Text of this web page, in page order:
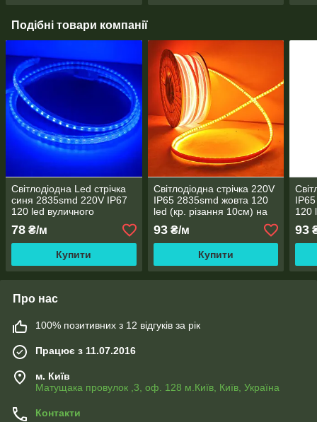
Подібні товари компанії
Світлодіодна Led стрічка
синя 2835smd 220V IP67
120 led вуличного
78 ₴/м
Купити
Світлодіодна стрічка 220V
IP65 2835smd жовта 120
led (кр. різання 10см) на
93₴/м
Купити
120
93
Про нас
100% позитивних з 12 відгуків за рік
Працює з 11.07.2016
м. Київ
Матущака провулок ,3, оф. 128 м.Київ, Київ, Україна
Контакти